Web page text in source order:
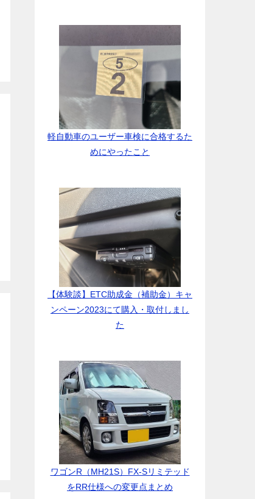
軽自動車のユーザー車検に合格するた
めにやったこと
【体験談】ETC助成金（補助金）キャ
ンペーン2023にて購入・取付しまし
た
ワゴンR（MH21S）FX-Sリミテッド
をRR仕様への変更点まとめ